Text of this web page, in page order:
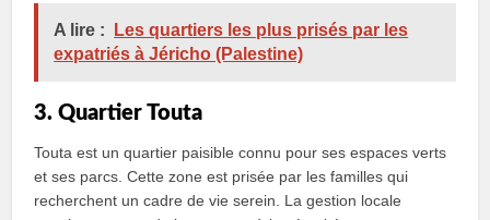
A lire :
Les quartiers les plus prisés par les
expatriés à Jéricho (Palestine)
3. Quartier Touta
Touta est un quartier paisible connu pour ses espaces verts
et ses parcs. Cette zone est prisée par les familles qui
recherchent un cadre de vie serein. La gestion locale